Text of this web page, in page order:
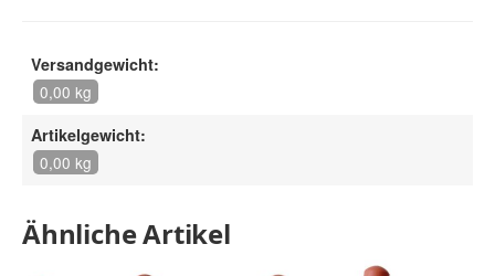
Versandgewicht:
0,00 kg
Artikelgewicht:
0,00 kg
Ähnliche Artikel